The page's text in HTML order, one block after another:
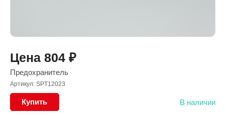
Цена 804 ₽
Предохранитель
Артикул: SPT12023
Купить В наличии